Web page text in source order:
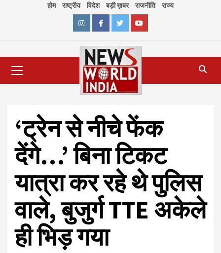
होम राष्ट्रीय विदेश बड़ी ख़बर राजनीति राज्य
InstagramFacebookTwitterYoutube
Menu
‘ट्रेन से नीचे फेंक
देंगे…’ बिना टिकट
यात्रा कर रहे थे पुलिस
वाले, बुजुर्ग TTE अकेले
ही भिड़ गया